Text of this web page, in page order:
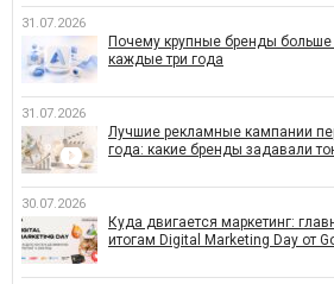
31.07.2026
Почему крупные бренды
каждые три года
31.07.2026
Лучшие рекламные кампании
года: какие бренды задавали
30.07.2026
Куда двигается маркетинг:
итогам Digital Marketing Day от